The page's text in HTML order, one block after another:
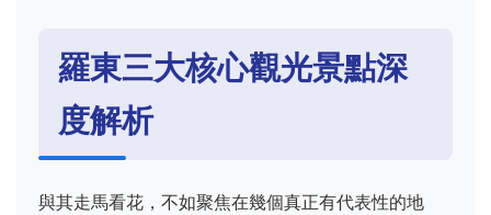
羅東三大核心觀光景點深
度解析
與其走馬看花，不如聚焦在幾個真正有代表性的地